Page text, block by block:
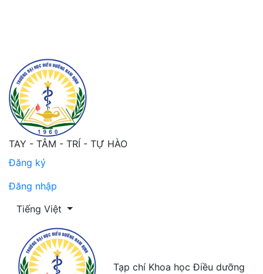
TAY - TÂM - TRÍ - TỰ HÀO
Đăng ký
Đăng nhập
Thay đổi ngôn ngữ. Ngôn ngữ hiện tại là:
Tiếng Việt
Tạp chí Khoa học Điều dưỡng